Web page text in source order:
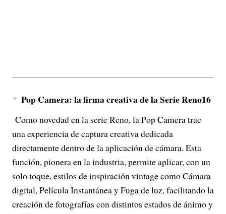
Pop Camera: la firma creativa de la Serie Reno16
Como novedad en la serie Reno, la Pop Camera trae
una experiencia de captura creativa dedicada
directamente dentro de la aplicación de cámara. Esta
función, pionera en la industria, permite aplicar, con un
solo toque, estilos de inspiración vintage como Cámara
digital, Película Instantánea y Fuga de luz, facilitando la
creación de fotografías con distintos estados de ánimo y